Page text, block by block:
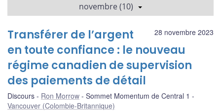
novembre (10)
28 novembre 2023
Transférer de l’argent
en toute confiance : le nouveau
régime canadien de supervision
des paiements de détail
Discours Ron Morrow
Sommet Momentum de Central 1
Vancouver (Colombie-Britannique)